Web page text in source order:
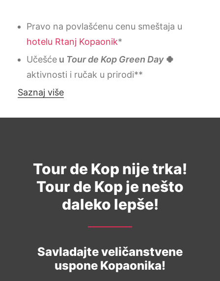
Pravo na povlašćenu cenu smeštaja u
hotelu Rtanj Kopaonik*
Učešće u Tour de Kop Green Day 🍀
aktivnosti i ručak u prirodi**
Saznaj više
Tour de Kop nije trka!
Tour de Kop je nešto
daleko lepše!
Savladajte veličanstvene
uspone Kopaonika!